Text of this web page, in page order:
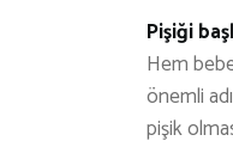
Pişiği
Hem
önemli
pişik